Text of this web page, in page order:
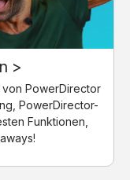
>
von PowerDirector
PowerDirector-
Funktionen,